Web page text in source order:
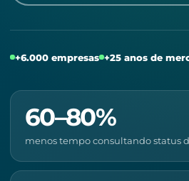
+6.000 empresas +25 anos de
60–80%
menos tempo consultando status